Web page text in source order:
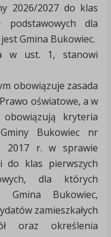
2026/2027 do klas
podstawowych dla
Gmina Bukowiec.
w ust. 1, stanowi
obowiązuje zasada
oświatowe, a w
obowiązują kryteria
Bukowiec nr
2017 r. w sprawie
do klas pierwszych
dla których
Gmina Bukowiec,
zamieszkałych
oraz określenia